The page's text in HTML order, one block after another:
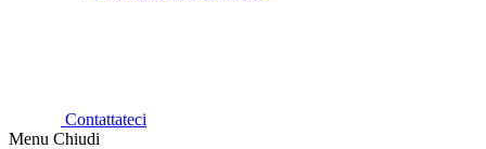
Contattateci
Menu Chiudi